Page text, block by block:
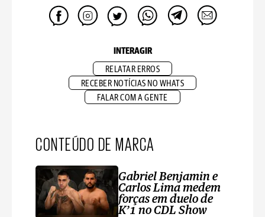
INTERAGIR
RELATAR ERROS
RECEBER NOTÍCIAS NO WHATS
FALAR COM A GENTE
CONTEÚDO DE MARCA
Gabriel Benjamin e
Carlos Lima medem
forças em duelo de
K’1 no CDL Show